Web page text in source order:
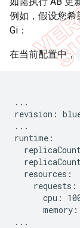
例如，假设您
Gi：
在当前配置中，
...
revision:
...
runtime:
  resources:
    requests:
cpu:
memory:
...